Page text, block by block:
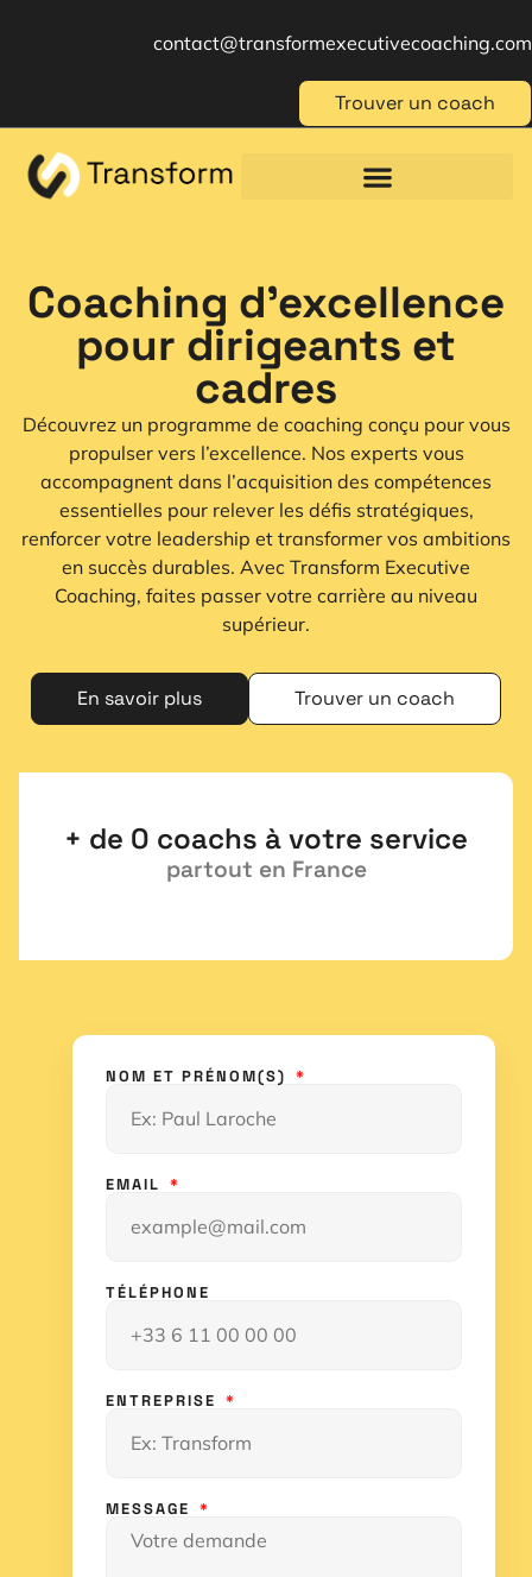
contact@transformexecutivecoaching.com
Trouver un coach
Coaching d'excellence
pour dirigeants et
cadres
Découvrez un programme de coaching conçu pour vous
propulser vers l’excellence. Nos experts vous
accompagnent dans l’acquisition des compétences
essentielles pour relever les défis stratégiques,
renforcer votre leadership et transformer vos ambitions
en succès durables. Avec Transform Executive
Coaching, faites passer votre carrière au niveau
supérieur.
En savoir plus Trouver un coach
+ de 0 coachs à votre service
partout en France
NOM ET PRÉNOM(S)
EMAIL
TÉLÉPHONE
ENTREPRISE
MESSAGE